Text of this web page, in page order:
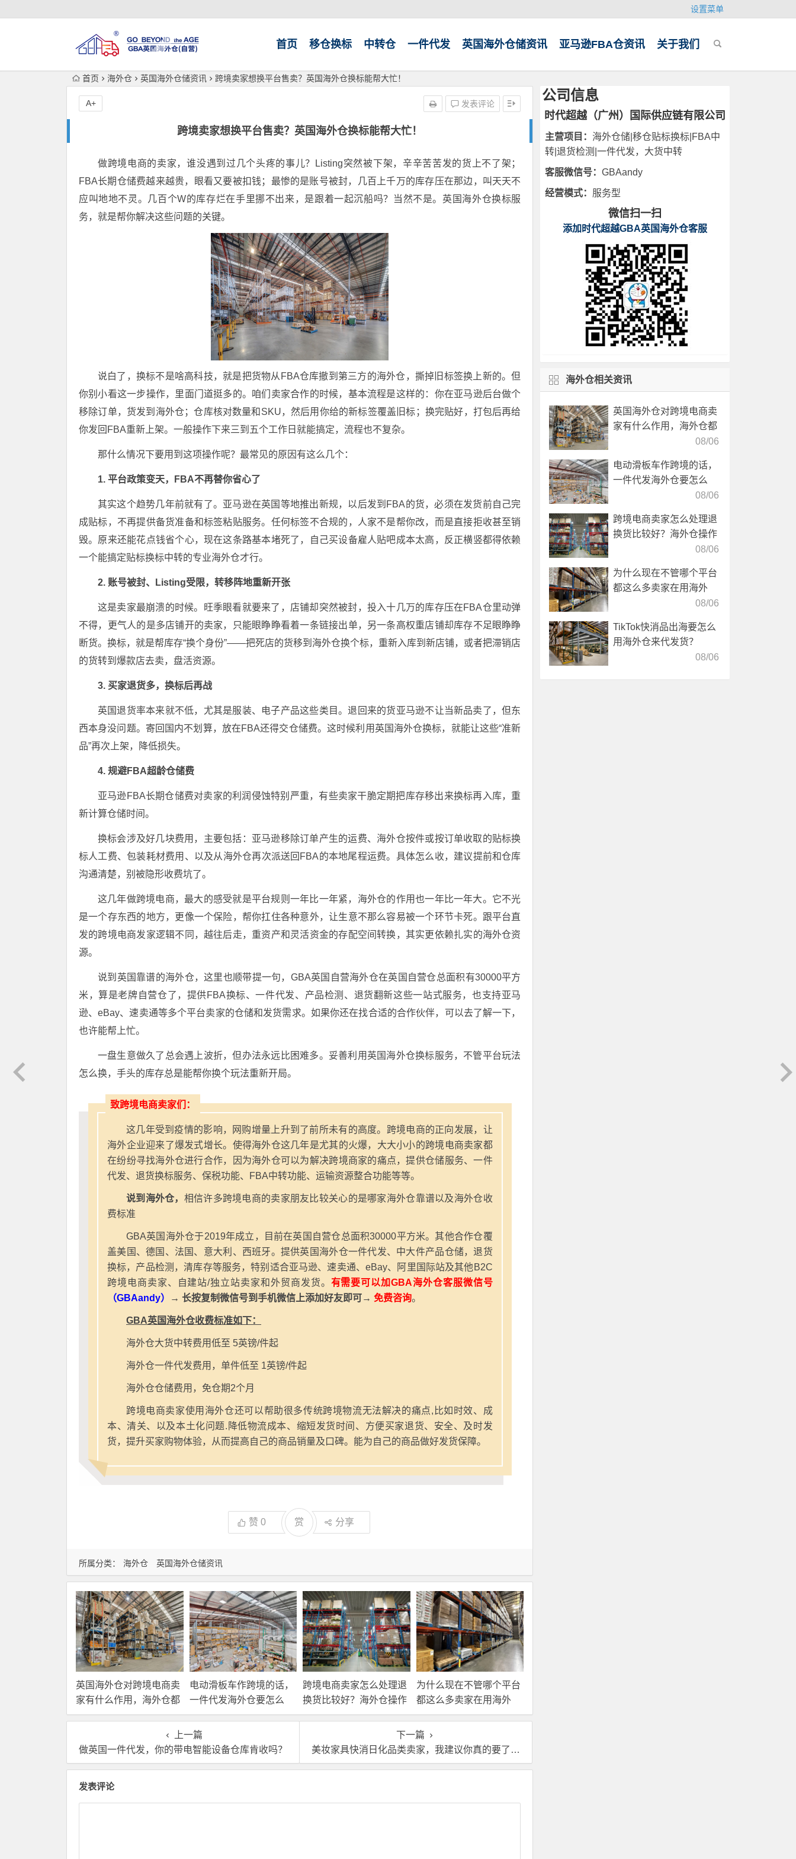
设置菜单
首页 移仓换标 中转仓 一件代发 英国海外仓储资讯 亚马逊FBA仓资讯 关于我们
首页 海外仓 英国海外仓储资讯 跨境卖家想换平台售卖？英国海外仓换标能帮大忙！
跨境卖家想换平台售卖？英国海外仓换标能帮大忙！
发表评论
A+
所属分类： 海外仓 英国海外仓储资讯
做跨境电商的卖家，谁没遇到过几个头疼的事儿？Listing突然被下架，辛辛苦苦发的货上不了架；
FBA长期仓储费越来越贵，眼看又要被扣钱；最惨的是账号被封，几百上千万的库存压在那边，叫天天不
应叫地地不灵。几百个W的库存烂在手里挪不出来，是跟着一起沉船吗？当然不是。英国海外仓换标服
务，就是帮你解决这些问题的关键。
说白了，换标不是啥高科技，就是把货物从FBA仓库撤到第三方的海外仓，撕掉旧标签换上新的。但
你别小看这一步操作，里面门道挺多的。咱们卖家合作的时候，基本流程是这样的：你在亚马逊后台做个
移除订单，货发到海外仓；仓库核对数量和SKU，然后用你给的新标签覆盖旧标；换完贴好，打包后再给
你发回FBA重新上架。一般操作下来三到五个工作日就能搞定，流程也不复杂。
那什么情况下要用到这项操作呢？最常见的原因有这么几个：
1. 平台政策变天，FBA不再替你省心了
其实这个趋势几年前就有了。亚马逊在英国等地推出新规，以后发到FBA的货，必须在发货前自己完
成贴标，不再提供备货准备和标签粘贴服务。任何标签不合规的，人家不是帮你改，而是直接拒收甚至销
毁。原来还能花点钱省个心，现在这条路基本堵死了，自己买设备雇人贴吧成本太高，反正横竖都得依赖
一个能搞定贴标换标中转的专业海外仓才行。
2. 账号被封、Listing受限，转移阵地重新开张
这是卖家最崩溃的时候。旺季眼看就要来了，店铺却突然被封，投入十几万的库存压在FBA仓里动弹
不得，更气人的是多店铺开的卖家，只能眼睁睁看着一条链接出单，另一条高权重店铺却库存不足眼睁睁
断货。换标，就是帮库存“换个身份”——把死店的货移到海外仓换个标，重新入库到新店铺，或者把滞销店
的货转到爆款店去卖，盘活资源。
3. 买家退货多，换标后再战
英国退货率本来就不低，尤其是服装、电子产品这些类目。退回来的货亚马逊不让当新品卖了，但东
西本身没问题。寄回国内不划算，放在FBA还得交仓储费。这时候利用英国海外仓换标，就能让这些“准新
品”再次上架，降低损失。
4. 规避FBA超龄仓储费
亚马逊FBA长期仓储费对卖家的利润侵蚀特别严重，有些卖家干脆定期把库存移出来换标再入库，重
新计算仓储时间。
换标会涉及好几块费用，主要包括：亚马逊移除订单产生的运费、海外仓按件或按订单收取的贴标换
标人工费、包装耗材费用、以及从海外仓再次派送回FBA的本地尾程运费。具体怎么收，建议提前和仓库
沟通清楚，别被隐形收费坑了。
这几年做跨境电商，最大的感受就是平台规则一年比一年紧，海外仓的作用也一年比一年大。它不光
是一个存东西的地方，更像一个保险，帮你扛住各种意外，让生意不那么容易被一个环节卡死。跟平台直
发的跨境电商发家逻辑不同，越往后走，重资产和灵活资金的存配空间转换，其实更依赖扎实的海外仓资
源。
说到英国靠谱的海外仓，这里也顺带提一句，GBA英国自营海外仓在英国自营仓总面积有30000平方
米，算是老牌自营仓了，提供FBA换标、一件代发、产品检测、退货翻新这些一站式服务，也支持亚马
逊、eBay、速卖通等多个平台卖家的仓储和发货需求。如果你还在找合适的合作伙伴，可以去了解一下，
也许能帮上忙。
一盘生意做久了总会遇上波折，但办法永远比困难多。妥善利用英国海外仓换标服务，不管平台玩法
怎么换，手头的库存总是能帮你换个玩法重新开局。
致跨境电商卖家们：
这几年受到疫情的影响，网购增量上升到了前所未有的高度。跨境电商的正向发展，让
海外企业迎来了爆发式增长。使得海外仓这几年是尤其的火爆，大大小小的跨境电商卖家都
在纷纷寻找海外仓进行合作，因为海外仓可以为解决跨境商家的痛点，提供仓储服务、一件
代发、退货换标服务、保税功能、FBA中转功能、运输资源整合功能等等。
说到海外仓， 相信许多跨境电商的卖家朋友比较关心的是哪家海外仓靠谱以及海外仓收
费标准
GBA英国海外仓于2019年成立，目前在英国自营仓总面积30000平方米。其他合作仓覆
盖美国、德国、法国、意大利、西班牙。提供英国海外仓一件代发、中大件产品仓储，退货
换标，产品检测，清库存等服务，特别适合亚马逊、速卖通、eBay、阿里国际站及其他B2C
跨境电商卖家、自建站/独立站卖家和外贸商发货。 有需要可以加GBA海外仓客服微信号
（GBAandy）
→ 长按复制微信号到手机微信上添加好友即可→ 免费咨询。
GBA英国海外仓收费标准如下：
海外仓大货中转费用低至 5英镑/件起
海外仓一件代发费用，单件低至 1英镑/件起
海外仓仓储费用，免仓期2个月
跨境电商卖家使用海外仓还可以帮助很多传统跨境物流无法解决的痛点,比如时效、成
本、清关、以及本土化问题.降低物流成本、缩短发货时间、方便买家退货、安全、及时发
货，提升买家购物体验，从而提高自己的商品销量及口碑。能为自己的商品做好发货保障。
赞 0 赏 分享
英国海外仓对跨境电商卖
家有什么作用，海外仓都
有哪些核心服务？
电动滑板车作跨境的话，
一件代发海外仓要怎么
选？
跨境电商卖家怎么处理退
换货比较好？海外仓操作
靠谱吗？
为什么现在不管哪个平台
都这么多卖家在用海外
仓？
上一篇
做英国一件代发，你的带电智能设备仓库肯收吗？
下一篇
美妆家具快消日化品类卖家，我建议你真的要了解一下英国海外仓
发表评论
公司信息
时代超越（广州）国际供应链有限公司
主营项目： 海外仓储|移仓贴标换标|FBA中
转|退货检测|一件代发，大货中转
客服微信号： GBAandy
经营模式： 服务型
微信扫一扫
添加时代超越GBA英国海外仓客服
海外仓相关资讯
英国海外仓对跨境电商卖
家有什么作用，海外仓都
08/06
电动滑板车作跨境的话，
一件代发海外仓要怎么
08/06
跨境电商卖家怎么处理退
换货比较好？海外仓操作
08/06
为什么现在不管哪个平台
都这么多卖家在用海外
08/06
TikTok快消品出海要怎么
用海外仓来代发货？
08/06